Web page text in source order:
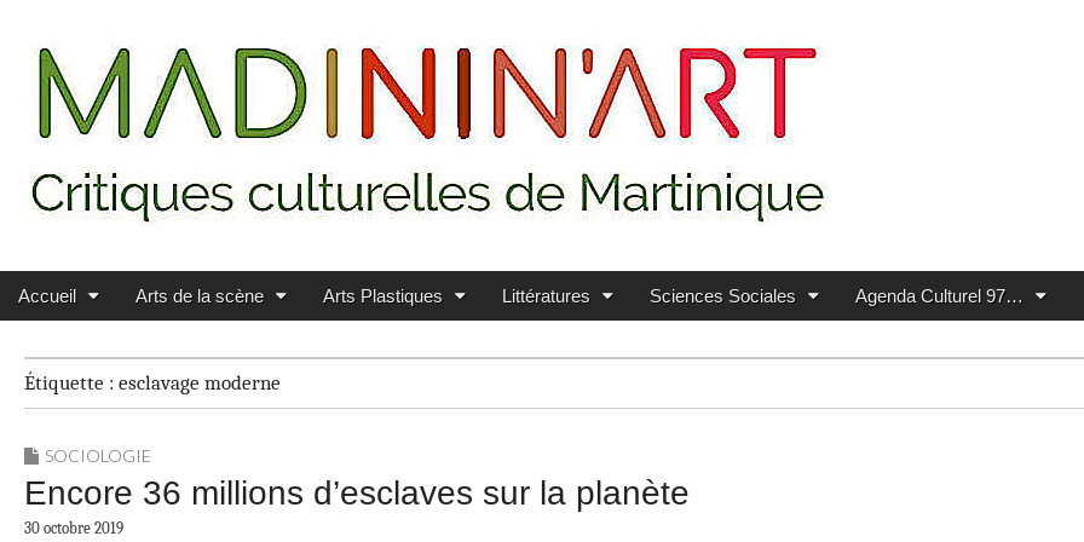
MADININ'ART
Main menu
Skip to content
Accueil Arts de la scène Arts Plastiques Littératures Sciences Sociales Agenda Culturel 97…
Étiquette : esclavage moderne
SOCIOLOGIE
Encore 36 millions d’esclaves sur la planète
30 octobre 2019